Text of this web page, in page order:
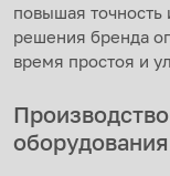
повышая
решения бренда
время простоя и
оборудования